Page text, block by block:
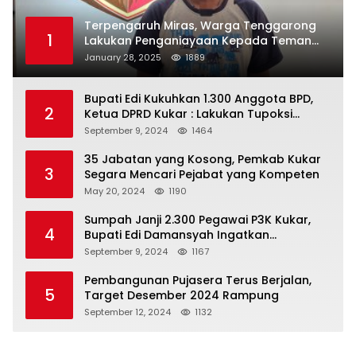
1
Terpengaruh Miras, Warga Tenggarong
Lakukan Penganiayaan Kepada Teman
Sendiri
January 28, 2025 1889
2
Bupati Edi Kukuhkan 1.300 Anggota BPD,
Ketua DPRD Kukar : Lakukan Tupoksi
Dengan Baik Untuk Wujudkan
September 9, 2024 1464
3
35 Jabatan yang Kosong, Pemkab Kukar
Segara Mencari Pejabat yang Kompeten
May 20, 2024 1190
4
Sumpah Janji 2.300 Pegawai P3K Kukar,
Bupati Edi Damansyah Ingatkan
Tanggung Jawab Baru
September 9, 2024 1167
5
Pembangunan Pujasera Terus Berjalan,
Target Desember 2024 Rampung
September 12, 2024 1132